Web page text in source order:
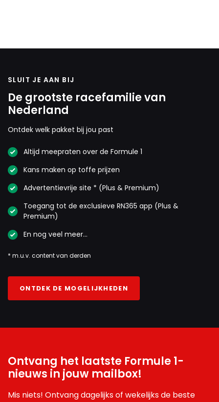
SLUIT JE AAN BIJ
De grootste racefamilie van
Nederland
Ontdek welk pakket bij jou past
Altijd meepraten over de Formule 1
Kans maken op toffe prijzen
Advertentievrije site * (Plus & Premium)
Toegang tot de exclusieve RN365 app (Plus &
Premium)
En nog veel meer…
* m.u.v. content van derden
ONTDEK DE MOGELIJKHEDEN
Ontvang het laatste Formule 1-
nieuws in jouw mailbox!
Mis niets! Ontvang dagelijks of wekelijks de beste